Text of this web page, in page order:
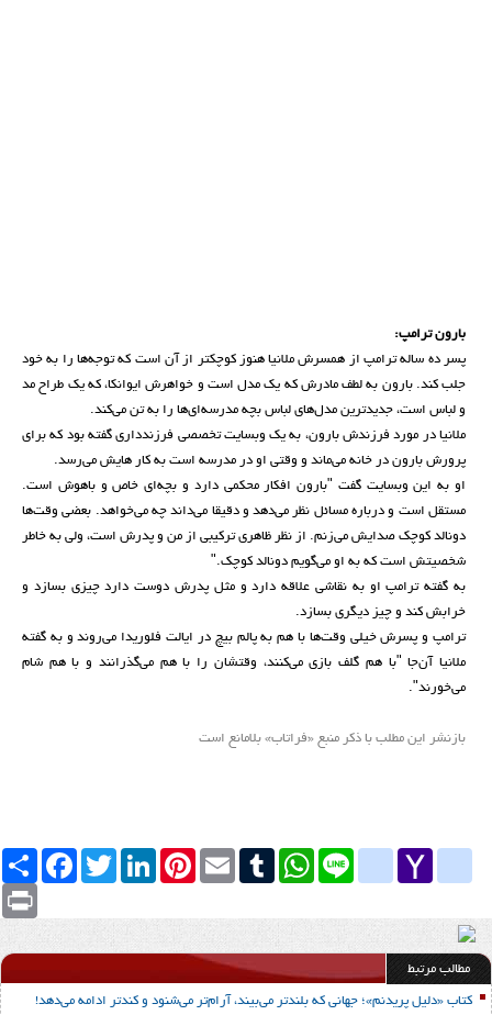
بارون ترامپ:
پسر ده ساله ترامپ از همسرش ملانیا هنوز کوچکتر از آن است که توجه‌ها را به خود
جلب کند. بارون به لطف مادرش که یک مدل است و خواهرش ایوانکا، که یک طراح مد
و لباس است، جدیدترین مدل‌های لباس بچه مدرسه‌ای‌ها را به تن می‌کند.
ملانیا در مورد فرزندش بارون، به یک وبسایت تخصصی فرزندداری گفته بود که برای
پرورش بارون در خانه می‌ماند و وقتی او در مدرسه است به کار هایش می‌رسد.
او به این وبسایت گفت "بارون افکار محکمی دارد و بچه‌ای خاص و باهوش است.
مستقل است و درباره مسائل نظر می‌دهد و دقیقا می‌داند چه می‌خواهد. بعضی وقت‌ها
دونالد کوچک صدایش می‌زنم. از نظر ظاهری ترکیبی از من و پدرش است، ولی به خاطر
شخصیتش است که به او می‌گویم دونالد کوچک."
به گفته ترامپ او به نقاشی علاقه دارد و مثل پدرش دوست دارد چیزی بسازد و
خرابش کند و چیز دیگری بسازد.
ترامپ و پسرش خیلی وقت‌ها با هم به پالم بیچ در ایالت فلوریدا می‌روند و به گفته
ملانیا آن‌جا "با هم گلف بازی می‌کنند، وقتشان را با هم می‌گذرانند و با هم شام
می‌خورند".
بازنشر این مطلب با ذکر منبع «فراتاب» بلامانع است
FacebookTwitterLinkedInPinterest EmailTumblr
WhatsApp Line
google_bookmarks
Yahoo
yahoo_messenger
Print
مطالب مرتبط
کتاب «دلیل پریدنم»؛ جهانی که بلندتر می‌بیند، آرام‌تر می‌شنود و کندتر ادامه می‌دهد!